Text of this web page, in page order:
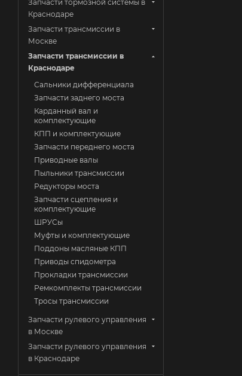
Запчасти тормозной системы в
Краснодаре
Запчасти трансмиссии в
Москве
Запчасти трансмиссии в
Краснодаре
Сальники дифференциала
Запчасти заднего моста
Карданный вал и
комплектующие
КПП и комплектующие
Запчасти переднего моста
Приводные валы
Пыльники трансмиссии
Редукторы моста
Запчасти сцепления и
комплектующие
ШРУСы
Муфты и комплектующие
Поддоны масляные КПП
Приводы спидометра
Прокладки трансмиссии
Ремкомплекты трансмиссии
Тросы трансмиссии
Запчасти рулевого управления
в Москве
Запчасти рулевого управления
в Краснодаре